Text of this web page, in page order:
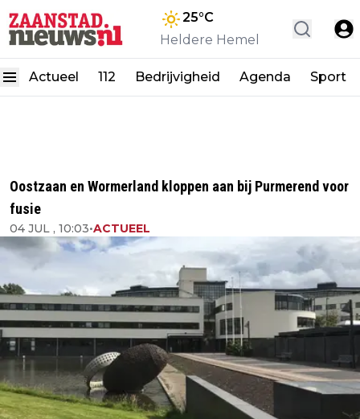
25°C
Heldere Hemel
Actueel 112 Bedrijvigheid Agenda Sport
Oostzaan en Wormerland kloppen aan bij Purmerend voor
fusie
04 JUL , 10:03•ACTUEEL